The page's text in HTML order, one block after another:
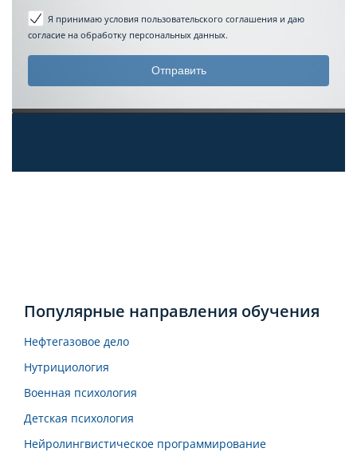
Я принимаю условия пользовательского соглашения и даю
согласие на обработку персональных данных.
Популярные направления обучения
Нефтегазовое дело
Нутрициология
Военная психология
Детская психология
Нейролингвистическое программирование